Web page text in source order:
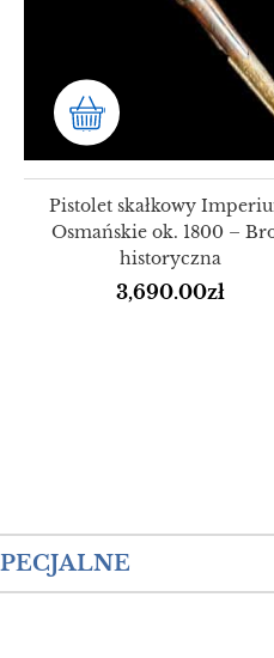
Pistolet skałkowy
Osmańskie ok. 1800 –
historyczna
3,690.00zł